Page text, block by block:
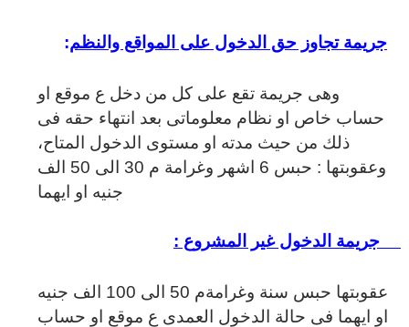
جريمة تجاوز حق الدخول على المواقع والنظم:
وهى جريمة تقع على كل من دخل ع موقع او
حساب خاص او نظام معلوماتى بعد انتهاء حقه فى
ذلك من حيث مدته او مستوى الدخول المتاح،
وعقوبتها : حبس 6 اشهر وغرامة م 30 الى 50 الف
جنيه او ايهما
جريمة الدخول غير المشروع :
عقوبتها حبس سنة وغرامةم 50 الى 100 الف جنيه
او ايهما فى حالة الدخول العمدى ع موقع او حساب